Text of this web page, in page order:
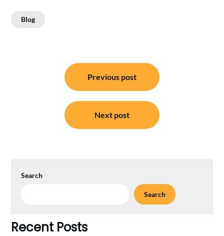
Blog
navigation
Previous post
Next post
Search
Search
Recent Posts